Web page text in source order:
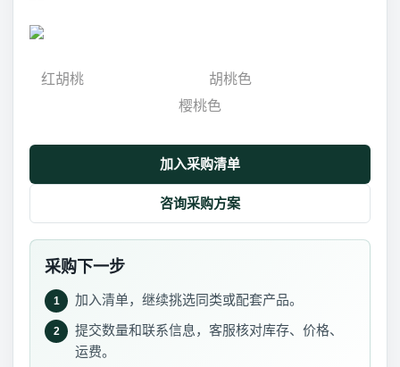
红胡桃 胡桃色
樱桃色
加入采购清单
咨询采购方案
采购下一步
1 加入清单，继续挑选同类或配套产品。
2
提交数量和联系信息，客服核对库存、价格、
运费。